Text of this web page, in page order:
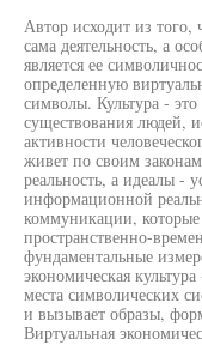
Автор исходит из того,
сама деятельность, а
является ее
определенную
символы. Культура -
существования людей,
активности
живет по своим
реальность, а идеалы -
информационной
коммуникации,
пространственно-
фундаментальные
экономическая
места символических
и вызывает образы,
Виртуальная